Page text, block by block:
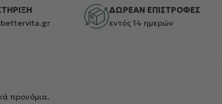
ΔΩΡΕΑΝ ΕΠΙΣΤΡΟΦΕΣ
εντός 14 ημερών
προνόμια.